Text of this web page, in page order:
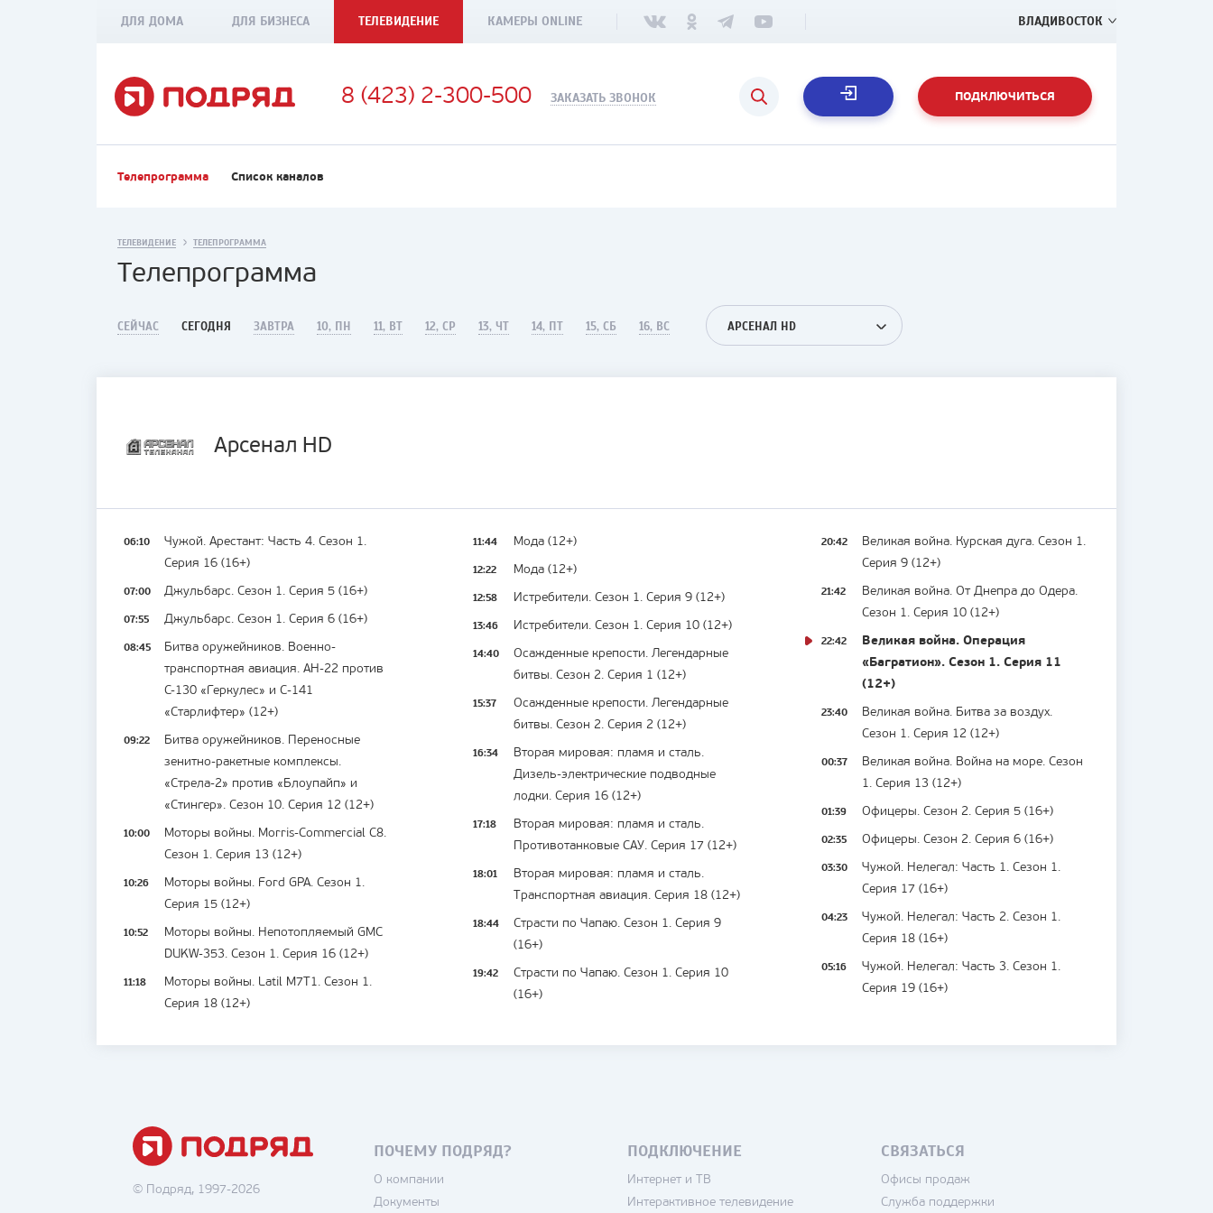
ДЛЯ ДОМА ДЛЯ БИЗНЕСА ТЕЛЕВИДЕНИЕ КАМЕРЫ ONLINE ВЛАДИВОСТОК
8 (423) 2-300-500 ЗАКАЗАТЬ ЗВОНОК ПОДКЛЮЧИТЬСЯ
Телепрограмма Список каналов
ТЕЛЕВИДЕНИЕ ТЕЛЕПРОГРАММА
Телепрограмма
СЕЙЧАС СЕГОДНЯ ЗАВТРА 10, ПН 11, ВТ 12, СР 13, ЧТ 14, ПТ 15, СБ 16, ВС АРСЕНАЛ HD
Арсенал HD
06:10
Чужой. Арестант: Часть 4. Сезон 1.
Серия 16 (16+)
07:00 Джульбарс. Сезон 1. Серия 5 (16+)
07:55 Джульбарс. Сезон 1. Серия 6 (16+)
08:45
Битва оружейников. Военно-
транспортная авиация. АН-22 против
C-130 «Геркулес» и С-141
«Старлифтер» (12+)
09:22
Битва оружейников. Переносные
зенитно-ракетные комплексы.
«Стрела-2» против «Блоупайп» и
«Стингер». Сезон 10. Серия 12 (12+)
10:00
Моторы войны. Morris-Commercial C8.
Сезон 1. Серия 13 (12+)
10:26
Моторы войны. Ford GPA. Сезон 1.
Серия 15 (12+)
10:52
Моторы войны. Непотопляемый GMC
DUKW-353. Сезон 1. Серия 16 (12+)
11:18
Моторы войны. Latil М7Т1. Сезон 1.
Серия 18 (12+)
11:44 Мода (12+)
12:22 Мода (12+)
12:58 Истребители. Сезон 1. Серия 9 (12+)
13:46 Истребители. Сезон 1. Серия 10 (12+)
14:40
Осажденные крепости. Легендарные
битвы. Сезон 2. Серия 1 (12+)
15:37
Осажденные крепости. Легендарные
битвы. Сезон 2. Серия 2 (12+)
16:34
Вторая мировая: пламя и сталь.
Дизель-электрические подводные
лодки. Серия 16 (12+)
17:18
Вторая мировая: пламя и сталь.
Противотанковые САУ. Серия 17 (12+)
18:01
Вторая мировая: пламя и сталь.
Транспортная авиация. Серия 18 (12+)
18:44
Страсти по Чапаю. Сезон 1. Серия 9
(16+)
19:42
Страсти по Чапаю. Сезон 1. Серия 10
(16+)
20:42
Великая война. Курская дуга. Сезон 1.
Серия 9 (12+)
21:42
Великая война. От Днепра до Одера.
Сезон 1. Серия 10 (12+)
22:42
Великая война. Операция
«Багратион». Сезон 1. Серия 11
(12+)
23:40
Великая война. Битва за воздух.
Сезон 1. Серия 12 (12+)
00:37
Великая война. Война на море. Сезон
1. Серия 13 (12+)
01:39 Офицеры. Сезон 2. Серия 5 (16+)
02:35 Офицеры. Сезон 2. Серия 6 (16+)
03:30
Чужой. Нелегал: Часть 1. Сезон 1.
Серия 17 (16+)
04:23
Чужой. Нелегал: Часть 2. Сезон 1.
Серия 18 (16+)
05:16
Чужой. Нелегал: Часть 3. Сезон 1.
Серия 19 (16+)
© Подряд, 1997-2026
ПОЧЕМУ ПОДРЯД?
О компании
Документы
ПОДКЛЮЧЕНИЕ
Интернет и ТВ
Интерактивное телевидение
СВЯЗАТЬСЯ
Офисы продаж
Служба поддержки